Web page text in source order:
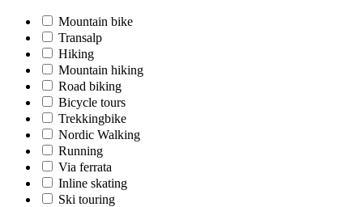
Mountain bike
Transalp
Hiking
Mountain hiking
Road biking
Bicycle tours
Trekkingbike
Nordic Walking
Running
Via ferrata
Inline skating
Ski touring